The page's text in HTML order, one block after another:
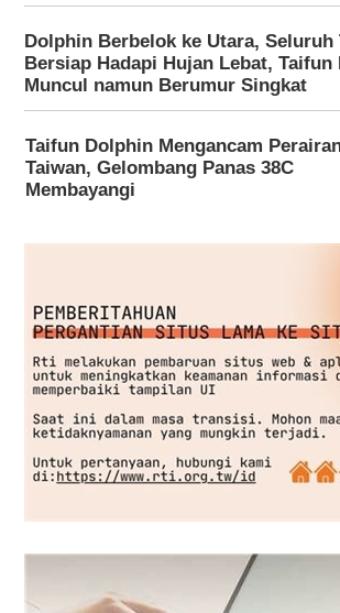
Dolphin Berbelok ke Utara, Seluruh
Bersiap Hadapi Hujan Lebat, Taifun
Muncul namun Berumur Singkat
Taifun Dolphin Mengancam
Taiwan, Gelombang Panas 38C
Membayangi